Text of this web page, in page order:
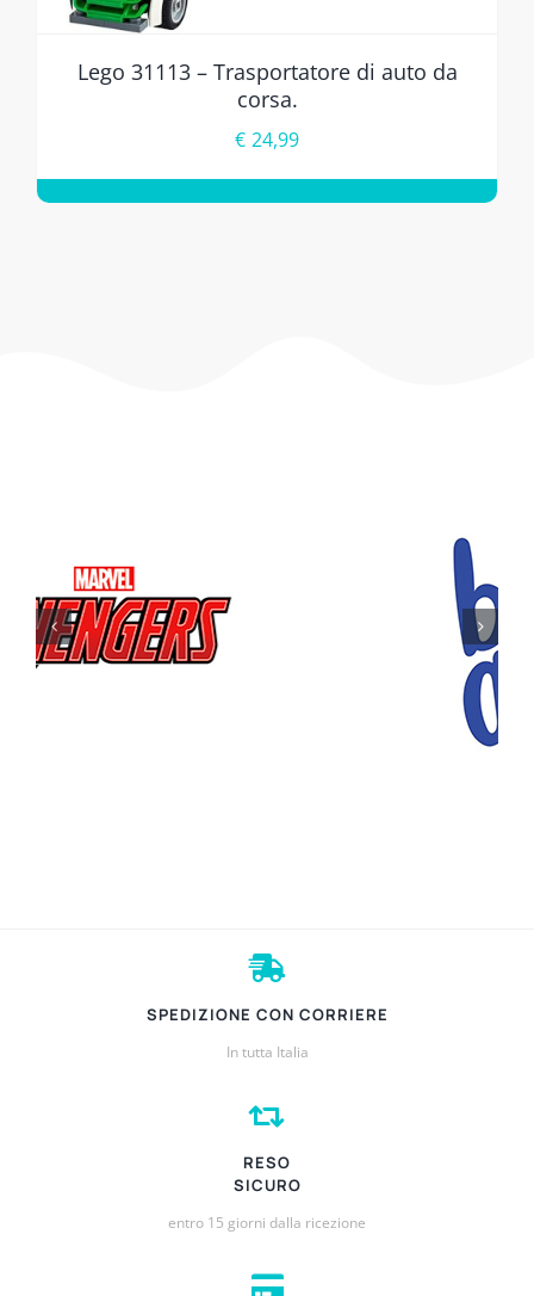
Lego 31113 – Trasportatore di auto da
corsa.
€ 24,99
SPEDIZIONE CON CORRIERE
In tutta Italia
RESO
SICURO
entro 15 giorni dalla ricezione